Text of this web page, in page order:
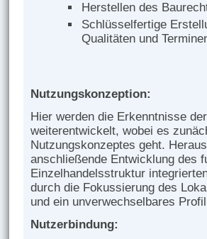
Herstellen des
Schlüsselfertige
Qualitäten und
Nutzungskonzeption:
Hier werden die Erkenntnisse
weiterentwickelt, wobei es
Nutzungskonzeptes geht.
anschließende Entwicklung des
Einzelhandelsstruktur
durch die Fokussierung des
und ein unverwechselbares
Nutzerbindung: